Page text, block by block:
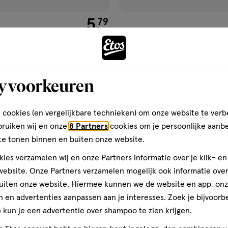
€ 5.79
5.79
Toevoegenverhoog aantal met één Er
100 ML
Bepanthen Repair SOS Balm
Bijna uitverkocht
toevoegen
aan
verlanglijst
voorkeuren
cookies (en vergelijkbare technieken) om onze website te
wij en onze 8 Partners cookies om je persoonlijke
tonen binnen en buiten onze website.
verzamelen wij en onze Partners informatie over je klik-
Onze Partners verzamelen mogelijk ook informatie
onze website. Hiermee kunnen we de website en app,
en advertenties aanpassen aan je interesses. Zoek je
kun je een advertentie over shampoo te zien krijgen.